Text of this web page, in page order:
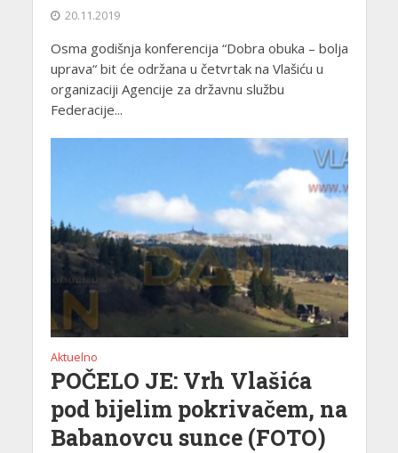
20.11.2019
Osma godišnja konferencija “Dobra obuka – bolja
uprava“ bit će održana u četvrtak na Vlašiću u
organizaciji Agencije za državnu službu
Federacije...
Aktuelno
POČELO JE: Vrh Vlašića
pod bijelim pokrivačem, na
Babanovcu sunce (FOTO)